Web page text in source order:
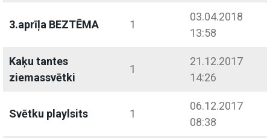
3.aprīļa BEZTĒMA 1
03.04.2018
13:58
Kaķu tantes
ziemassvētki
1
21.12.2017
14:26
Svētku playlsits 1
06.12.2017
08:38